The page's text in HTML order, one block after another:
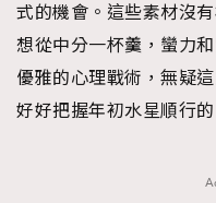
式的機會。這些素材沒
想從中分一杯羹，蠻力
優雅的心理戰術，無疑
好好把握年初水星順行